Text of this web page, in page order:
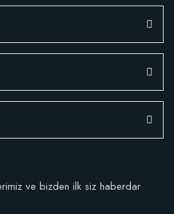
ve bizden ilk siz haberdar